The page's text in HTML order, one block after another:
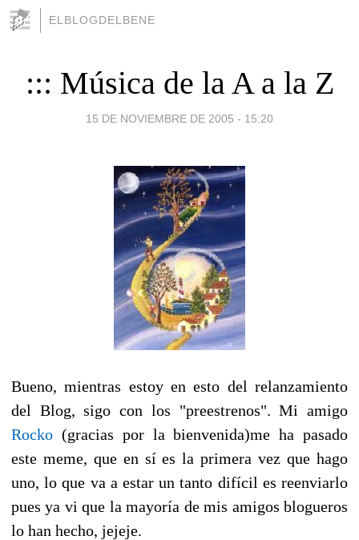
ELBLOGDELBENE
::: Música de la A a la Z
15 DE NOVIEMBRE DE 2005 - 15:20
Bueno, mientras estoy en esto del relanzamiento
del Blog, sigo con los "preestrenos". Mi amigo
Rocko (gracias por la bienvenida)me ha pasado
este meme, que en sí es la primera vez que hago
uno, lo que va a estar un tanto difícil es reenviarlo
pues ya vi que la mayoría de mis amigos blogueros
lo han hecho, jejeje.